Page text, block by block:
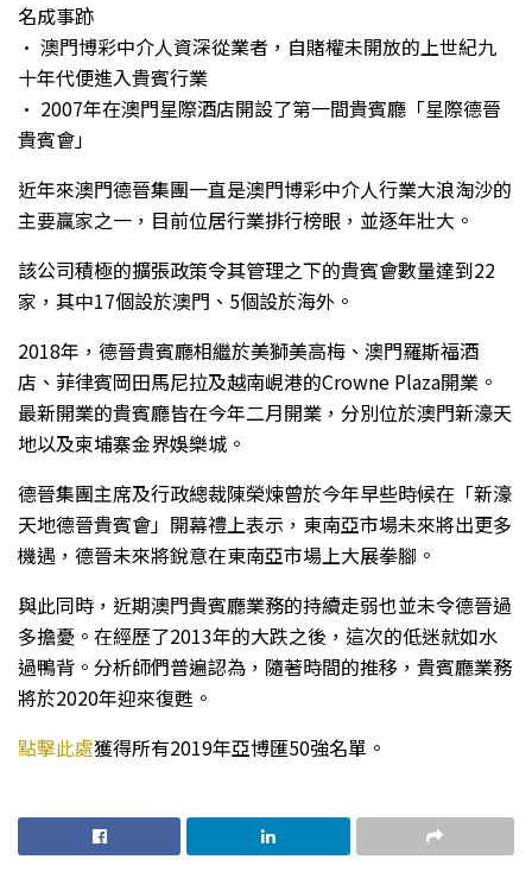
名成事跡
• 澳門博彩中介人資深從業者，自賭權未開放的上世紀九
十年代便進入貴賓行業
• 2007年在澳門星際酒店開設了第一間貴賓廳「星際德晉
貴賓會」
近年來澳門德晉集團一直是澳門博彩中介人行業大浪淘沙的
主要贏家之一，目前位居行業排行榜眼，並逐年壯大。
該公司積極的擴張政策令其管理之下的貴賓會數量達到22
家，其中17個設於澳門、5個設於海外。
2018年，德晉貴賓廳相繼於美獅美高梅、澳門羅斯福酒
店、菲律賓岡田馬尼拉及越南峴港的Crowne Plaza開業。
最新開業的貴賓廳皆在今年二月開業，分別位於澳門新濠天
地以及柬埔寨金界娛樂城。
德晉集團主席及行政總裁陳榮煉曾於今年早些時候在「新濠
天地德晉貴賓會」開幕禮上表示，東南亞市場未來將出更多
機遇，德晉未來將銳意在東南亞市場上大展拳腳。
與此同時，近期澳門貴賓廳業務的持續走弱也並未令德晉過
多擔憂。在經歷了2013年的大跌之後，這次的低迷就如水
過鴨背。分析師們普遍認為，隨著時間的推移，貴賓廳業務
將於2020年迎來復甦。
點擊此處獲得所有2019年亞博匯50強名單。